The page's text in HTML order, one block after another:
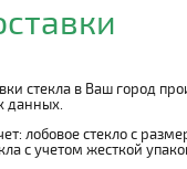
стекла в Ваш город
данных.
лобовое стекло с
с учетом жесткой